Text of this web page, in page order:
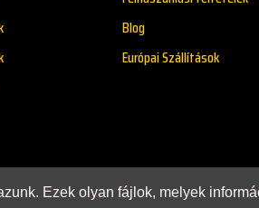
Ezek olyan fájlok, melyek
Blog
Európai Szállítások